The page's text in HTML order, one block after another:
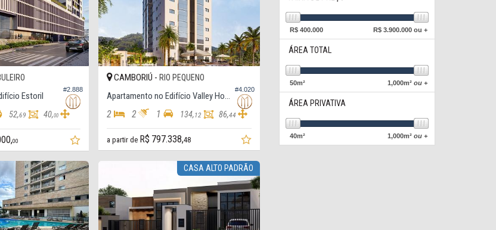
R$ 400.000 R$3.900.000 ou +
ÁREA TOTAL
50m² 1,000m²ou +
ÁREA PRIVATIVA
40m² 1,000m²ou +
#2.888
Estoril
52,69 40,00
00
#4.020
CAMBORIÚ -RIO PEQUENO
Apartamento no Edifício Valley Home Club
2 2 1 134,12 86,44
a partir de R$ 797.338,48
CASA ALTO PADRÃO